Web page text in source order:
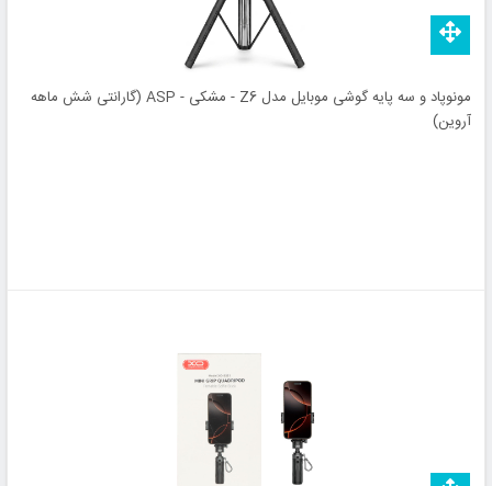
مونوپاد و سه پایه گوشی موبایل مدل Z6 - مشکی - ASP (گارانتی شش ماهه
آروین)